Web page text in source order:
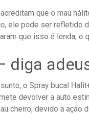
que o mau
ele pode ser refletido
que isso é lenda, e
diga
o Spray bucal
devolver a auto
cheiro, devido a ação